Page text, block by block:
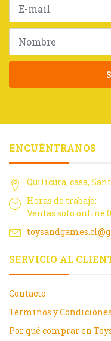
ENCUÉNTRANOS
Quilicura, casa,
Horas de trabajo:
Ventas solo online
SERVICIO AL
Contacto
Términos y Condiciones
Por qué comprar en